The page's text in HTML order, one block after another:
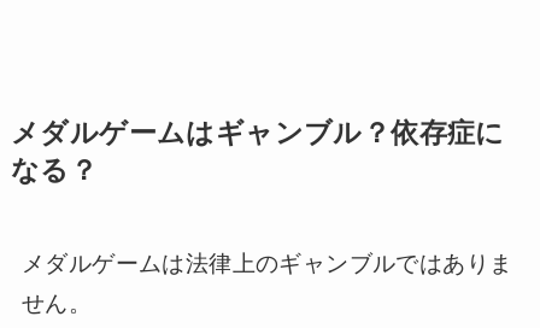
メダルゲームはギャンブル？依存症に
なる？
メダルゲームは法律上のギャンブルではありま
せん。